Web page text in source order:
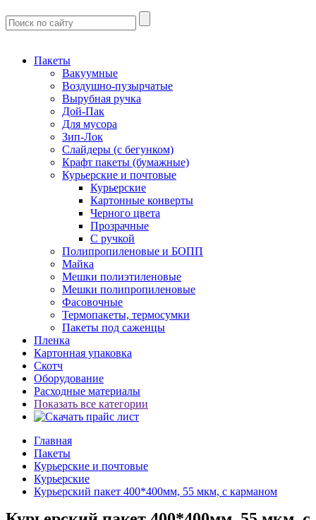
Пакеты
Вакуумные
Воздушно-пузырчатые
Вырубная ручка
Дой-Пак
Для мусора
Зип-Лок
Слайдеры (с бегунком)
Крафт пакеты (бумажные)
Курьерские и почтовые
Курьерские
Картонные конверты
Черного цвета
Прозрачные
С ручкой
Полипропиленовые и БОПП
Майка
Мешки полиэтиленовые
Мешки полипропиленовые
Фасовочные
Термопакеты, термосумки
Пакеты под саженцы
Пленка
Картонная упаковка
Скотч
Оборудование
Расходные материалы
Показать все категории
Главная
Пакеты
Курьерские и почтовые
Курьерские
Курьерский пакет 400*400мм, 55 мкм, с карманом